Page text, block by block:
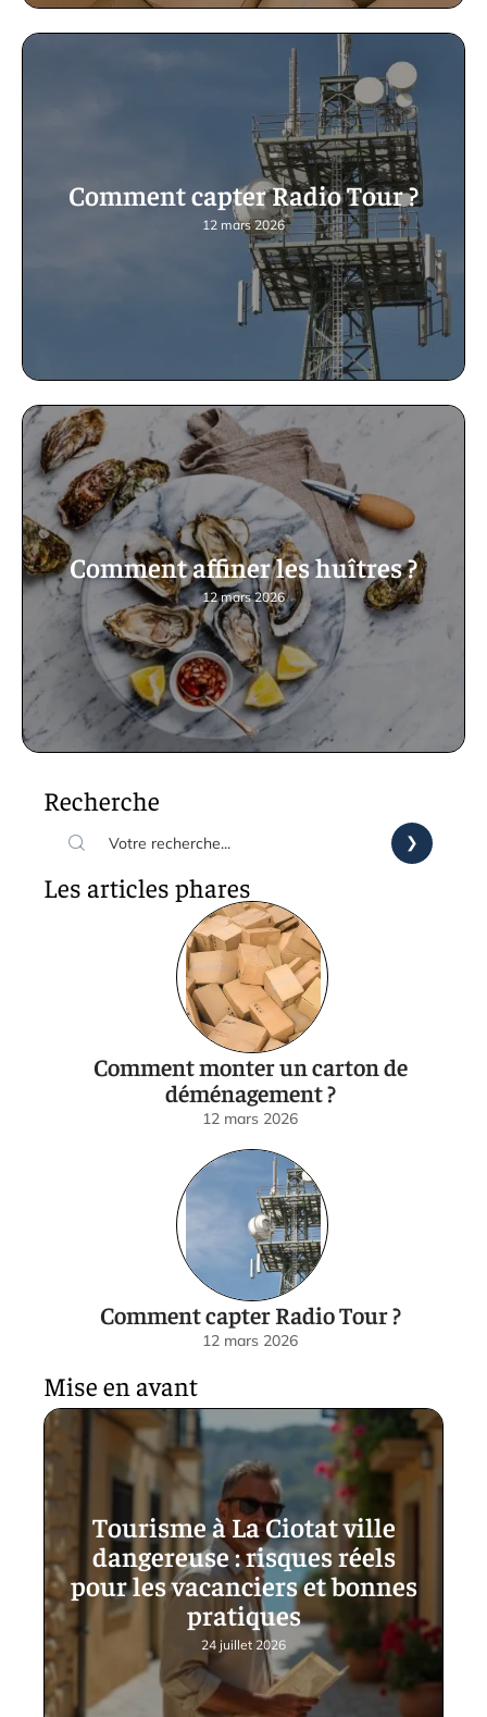
Comment capter Radio Tour ?
12 mars 2026
Comment affiner les huîtres ?
12 mars 2026
Recherche
Les articles phares
Comment monter un carton de
déménagement ?
12 mars 2026
Comment capter Radio Tour ?
12 mars 2026
Mise en avant
Tourisme à La Ciotat ville
dangereuse : risques réels
pour les vacanciers et bonnes
pratiques
24 juillet 2026